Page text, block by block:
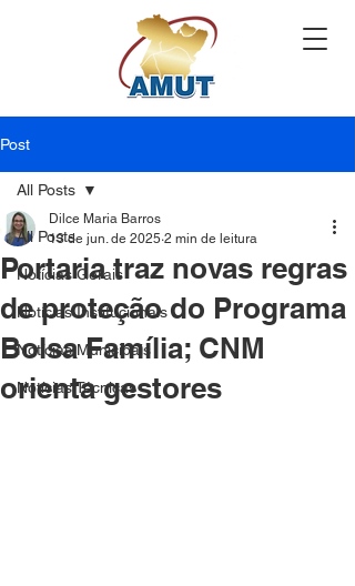
Post
All Posts
Notícias Gerais
Notícias Institucionais
Notícias Municipais
Notícias Técnicas
All Posts
Portaria traz novas regras
de proteção do Programa
Bolsa Família; CNM
orienta gestores
Dilce Maria Barros
13 de jun. de 2025 2 min de leitura